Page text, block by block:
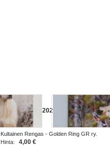
Golden Ring 3/2021
Kultainen Rengas - Golden Ring GR ry.
2021
Hinta: 4,00 €